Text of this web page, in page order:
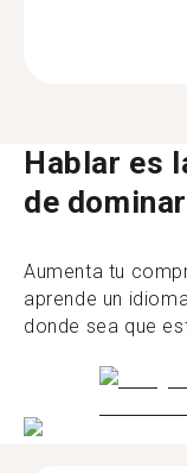
Hablar es
de
Aumenta tu
aprende un
donde sea que